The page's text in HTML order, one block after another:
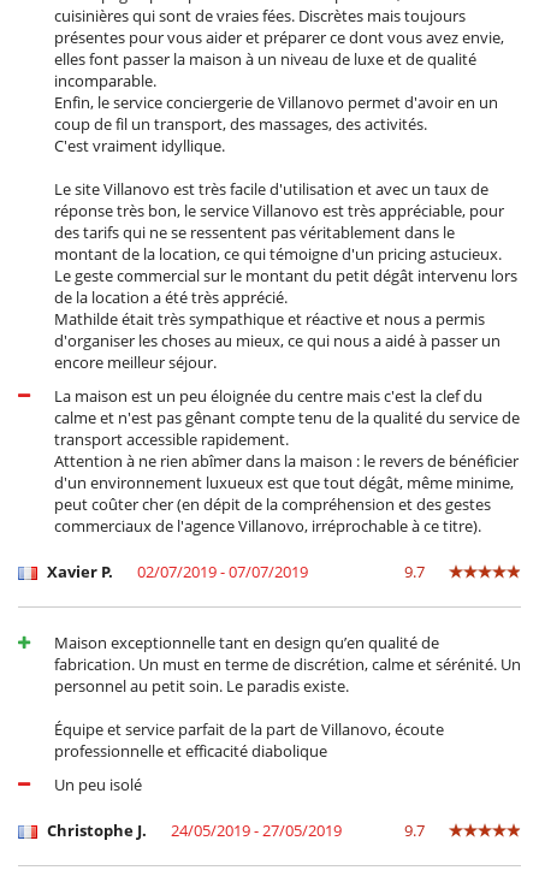
cuisinières qui sont de vraies fées. Discrètes mais toujours
présentes pour vous aider et préparer ce dont vous avez envie,
elles font passer la maison à un niveau de luxe et de qualité
incomparable.
Enfin, le service conciergerie de Villanovo permet d'avoir en un
coup de fil un transport, des massages, des activités.
C'est vraiment idyllique.
Le site Villanovo est très facile d'utilisation et avec un taux de
réponse très bon, le service Villanovo est très appréciable, pour
des tarifs qui ne se ressentent pas véritablement dans le
montant de la location, ce qui témoigne d'un pricing astucieux.
Le geste commercial sur le montant du petit dégât intervenu lors
de la location a été très apprécié.
Mathilde était très sympathique et réactive et nous a permis
d'organiser les choses au mieux, ce qui nous a aidé à passer un
encore meilleur séjour.
La maison est un peu éloignée du centre mais c'est la clef du
calme et n'est pas gênant compte tenu de la qualité du service de
transport accessible rapidement.
Attention à ne rien abîmer dans la maison : le revers de bénéficier
d'un environnement luxueux est que tout dégât, même minime,
peut coûter cher (en dépit de la compréhension et des gestes
commerciaux de l'agence Villanovo, irréprochable à ce titre).
Xavier P. 02/07/2019 - 07/07/2019 9.7
Maison exceptionnelle tant en design qu’en qualité de
fabrication. Un must en terme de discrétion, calme et sérénité. Un
personnel au petit soin. Le paradis existe.
Équipe et service parfait de la part de Villanovo, écoute
professionnelle et efficacité diabolique
Un peu isolé
Christophe J. 24/05/2019 - 27/05/2019 9.7